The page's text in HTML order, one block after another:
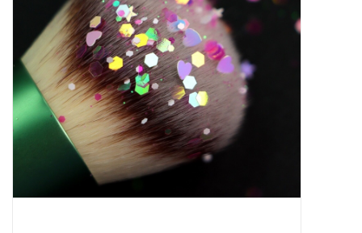
NailArt Producten
Startpakketten
NIEUW! MBS Producten
Beauty Producten